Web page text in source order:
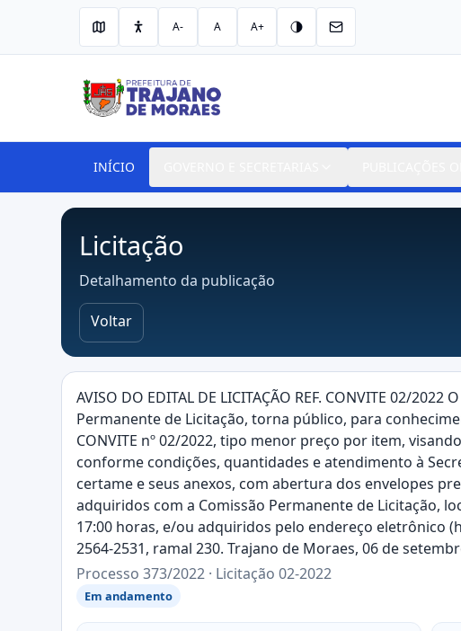
A- A A+
INÍCIO
Licitação
Detalhamento da publicação
Voltar
AVISO DO EDITAL DE LICITAÇÃO REF. CONVITE 02/
Permanente de Licitação, torna público, para
CONVITE nº 02/2022, tipo menor preço por item,
conforme condições, quantidades e atendimento à
certame e seus anexos, com abertura dos envelopes
adquiridos com a Comissão Permanente de Licitação,
17:00 horas, e/ou adquiridos pelo endereço
2564-2531, ramal 230. Trajano de Moraes, 06 de
Processo 373/2022 · Licitação 02-2022
Em andamento